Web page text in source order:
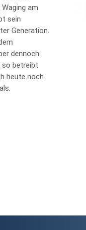
am
sein
Generation.
dennoch
so betreibt
heute noch